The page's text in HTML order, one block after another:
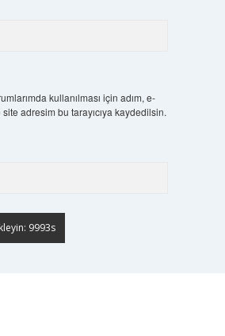
kullanılması için adım, e-
adresim bu tarayıcıya kaydedilsin.